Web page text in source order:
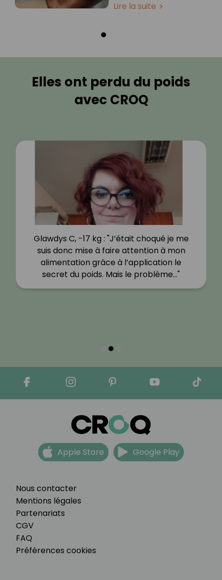
Lire la suite
Elles ont perdu du poids
avec CROQ
Glawdys C, -17 kg : "J’était choqué je me
suis donc mise à faire attention à mon
alimentation grâce à l’application le
secret du poids. Mais le problème…"
Nous contacter
Mentions légales
Partenariats
CGV
FAQ
Préférences cookies
Apple Store Google Play